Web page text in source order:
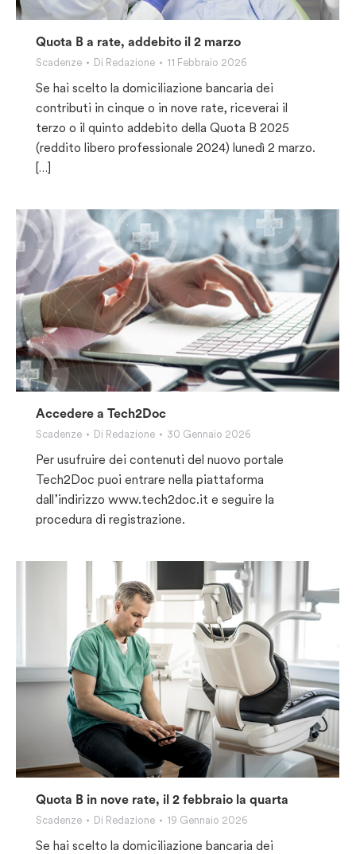
Quota B a rate, addebito il 2 marzo
Scadenze Di Redazione 11 Febbraio 2026
Se hai scelto la domiciliazione bancaria dei
contributi in cinque o in nove rate, riceverai il
terzo o il quinto addebito della Quota B 2025
(reddito libero professionale 2024) lunedì 2 marzo.
[…]
Accedere a Tech2Doc
Scadenze Di Redazione 30 Gennaio 2026
Per usufruire dei contenuti del nuovo portale
Tech2Doc puoi entrare nella piattaforma
dall’indirizzo www.tech2doc.it e seguire la
procedura di registrazione.
Quota B in nove rate, il 2 febbraio la quarta
Scadenze Di Redazione 19 Gennaio 2026
Se hai scelto la domiciliazione bancaria dei